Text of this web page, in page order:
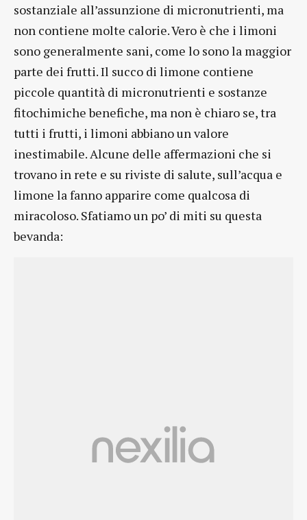
sostanziale all’assunzione di micronutrienti, ma
non contiene molte calorie. Vero è che i limoni
sono generalmente sani, come lo sono la maggior
parte dei frutti. Il succo di limone contiene
piccole quantità di micronutrienti e sostanze
fitochimiche benefiche, ma non è chiaro se, tra
tutti i frutti, i limoni abbiano un valore
inestimabile. Alcune delle affermazioni che si
trovano in rete e su riviste di salute, sull’acqua e
limone la fanno apparire come qualcosa di
miracoloso. Sfatiamo un po’ di miti su questa
bevanda: